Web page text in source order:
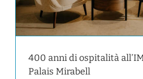
400 anni di ospitalità
Palais Mirabell